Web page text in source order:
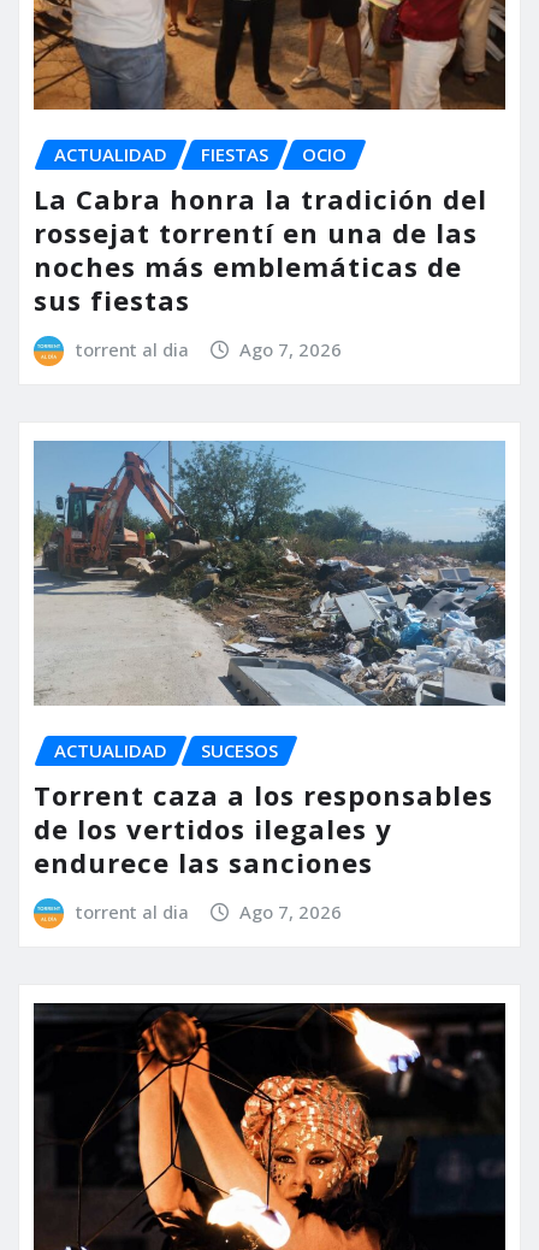
ACTUALIDAD FIESTAS OCIO
La Cabra honra la tradición del
rossejat torrentí en una de las
noches más emblemáticas de
sus fiestas
torrent al dia Ago 7, 2026
ACTUALIDAD SUCESOS
Torrent caza a los responsables
de los vertidos ilegales y
endurece las sanciones
torrent al dia Ago 7, 2026